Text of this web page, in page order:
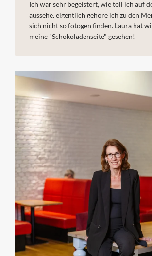
Ich war sehr begeistert, wie toll ich auf
aussehe, eigentlich gehöre ich zu den
sich nicht so fotogen finden. Laura hat
meine "Schokoladenseite" gesehen!